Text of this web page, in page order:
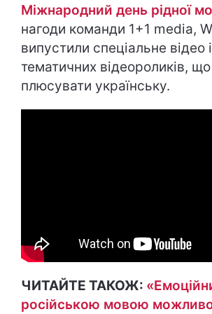
Міжнародний день рідної
нагоди команди 1+1 media,
випустили спеціальне відео
тематичних відеороликів,
плюсувати українську.
ЧИТАЙТЕ ТАКОЖ:
російською мовою